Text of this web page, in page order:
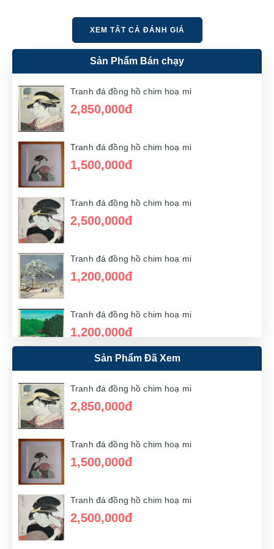
XEM TẤT CẢ ĐÁNH GIÁ
Sản Phẩm Bán chạy
Tranh đá đồng hồ chim hoạ mi
2,850,000đ
Tranh đá đồng hồ chim hoạ mi
1,500,000đ
Tranh đá đồng hồ chim hoạ mi
2,500,000đ
Tranh đá đồng hồ chim hoạ mi
1,200,000đ
Tranh đá đồng hồ chim hoạ mi
1,200,000đ
Tranh đá đồng hồ chim hoạ mi
1,200,000đ
1,100,000đ
1,600,000đ
Sản Phẩm Đã Xem
Tranh đá đồng hồ chim hoạ mi
2,850,000đ
Tranh đá đồng hồ chim hoạ mi
1,500,000đ
Tranh đá đồng hồ chim hoạ mi
2,500,000đ